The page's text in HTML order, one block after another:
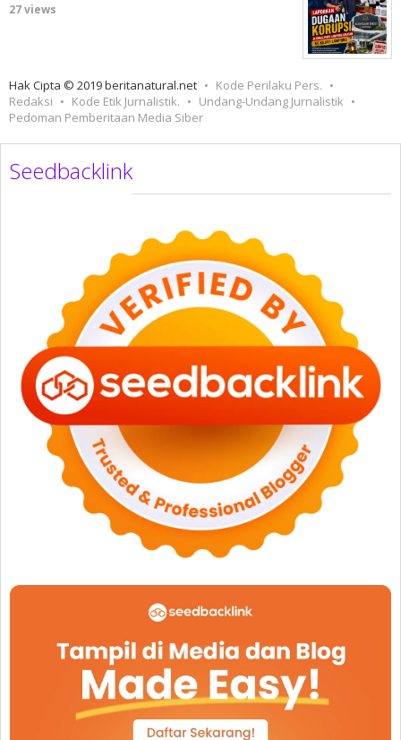
27 views
Hak Cipta © 2019 beritanatural.net
Kode Perilaku Pers.
Redaksi
Kode Etik Jurnalistik.
Undang-Undang Jurnalistik
Pedoman Pemberitaan Media Siber
Seedbacklink